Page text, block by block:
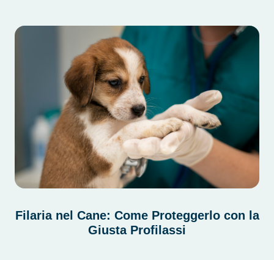
Filaria nel Cane: Come Proteggerlo con la
Giusta Profilassi